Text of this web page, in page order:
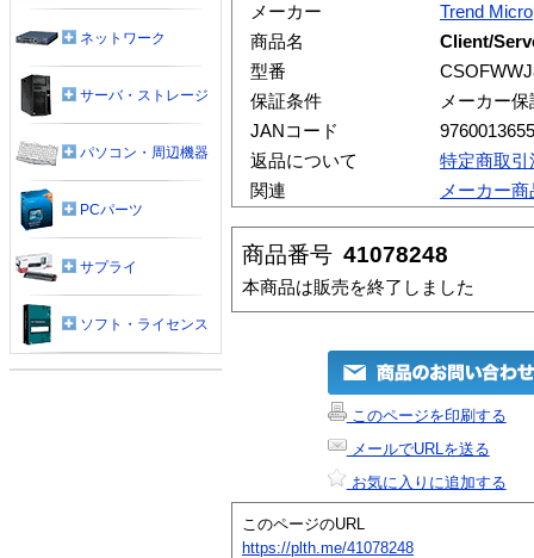
メーカー
Trend Micro
商品名
Client/
型番
保証条件
メーカー保
JANコード
返品について
特定商取
関連
メーカー
商品番号 41078248
本商品は販売を終了しました
このページを印刷する
メールでURLを送る
お気に入りに追加する
このページのURL
https://plth.me/41078248
ネットワーク
サーバ・ストレージ
パソコン・周辺機器
PCパーツ
サプライ
ソフト・ライセンス